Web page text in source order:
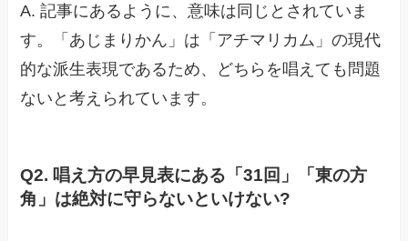
A. 記事にあるように、意味は同じとされていま
す。「あじまりかん」は「アチマリカム」の現代
的な派生表現であるため、どちらを唱えても問題
ないと考えられています。
Q2. 唱え方の早見表にある「31回」「東の方
角」は絶対に守らないといけない?